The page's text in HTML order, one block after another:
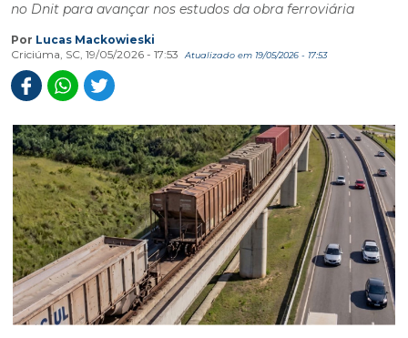
no Dnit para avançar nos estudos da obra ferroviária
Por Lucas Mackowieski
Criciúma, SC, 19/05/2026 - 17:53
Atualizado em 19/05/2026 - 17:53